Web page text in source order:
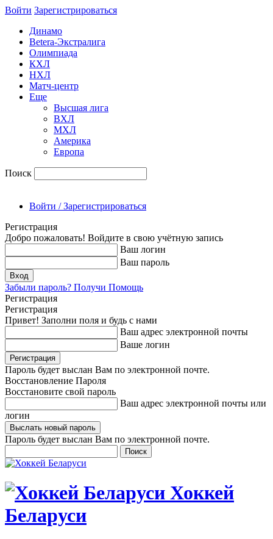
Войти Зарегиcтрироваться
Динамо
Betera-Экстралига
Олимпиада
КХЛ
НХЛ
Матч-центр
Еще
Высшая лига
ВХЛ
МХЛ
Америка
Европа
Поиск
Войти / Зарегистрироваться
Регистрация
Добро пожаловать! Войдите в свою учётную запись
Ваш логин
Ваш пароль
Забыли пароль? Получи Помощь
Регистрация
Регистрация
Привет! Заполни поля и будь с нами
Ваш адрес электронной почты
Ваше логин
Пароль будет выслан Вам по электронной почте.
Восстановление Пароля
Восстановите свой пароль
Ваш адрес электронной почты или
логин
Пароль будет выслан Вам по электронной почте.
Хоккей
Беларуси